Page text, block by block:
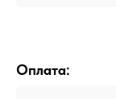
Оплата: